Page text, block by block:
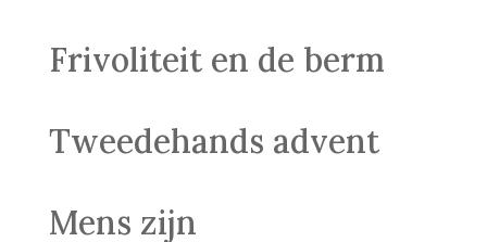
Frivoliteit en de berm
Tweedehands advent
Mens zijn